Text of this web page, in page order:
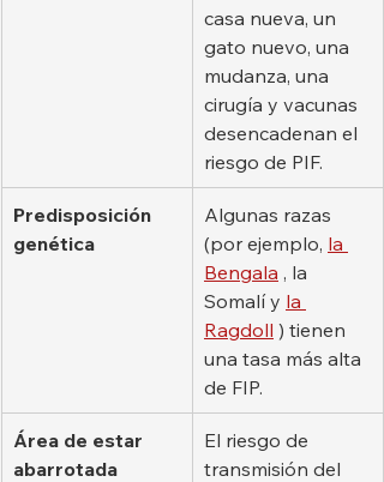
casa nueva, un
gato nuevo, una
mudanza, una
cirugía y vacunas
desencadenan el
riesgo de PIF.
Predisposición
genética
Algunas razas
(por ejemplo, la
Bengala , la
Somalí y la
Ragdoll ) tienen
una tasa más alta
de FIP.
Área de estar
abarrotada
El riesgo de
transmisión del